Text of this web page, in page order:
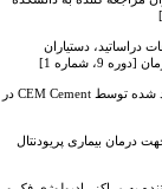
دستیاران
شماره 1]
بررسی آزمایشگاهی تغییر رنگ دندان ایجاد شده توسط CEM Cement در
بیماری پریودنتال